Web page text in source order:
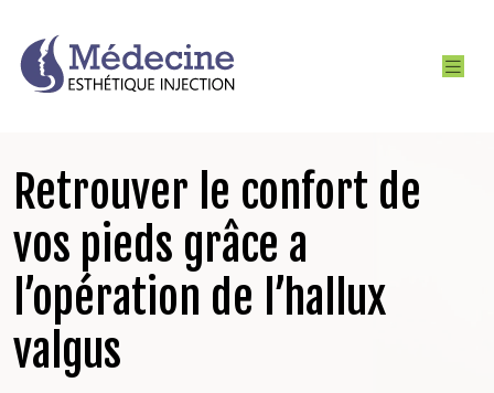
Retrouver le confort de
vos pieds grâce a
l’opération de l’hallux
valgus